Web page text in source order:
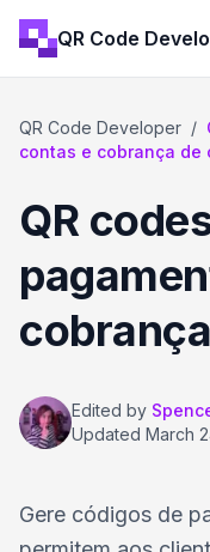
QR Code
QR Code Developer /
contas e cobrança de
QR
Edited by
Updated March
Gere códigos de